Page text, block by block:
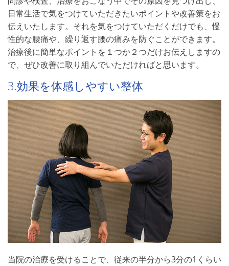
日常生活で気をつけていただきたいポイントや改善策をお
伝えいたします。それを気をつけていただくだけでも、慢
性的な腰痛や、繰り返す腰の痛みを防ぐことができます。
治療後に簡単なポイントを１つか２つだけお伝えしますの
で、ぜひ改善に取り組んでいただければと思います。
3.効果を体感しやすい整体
当院の治療を受けることで、従来の半分から3分の1くらい